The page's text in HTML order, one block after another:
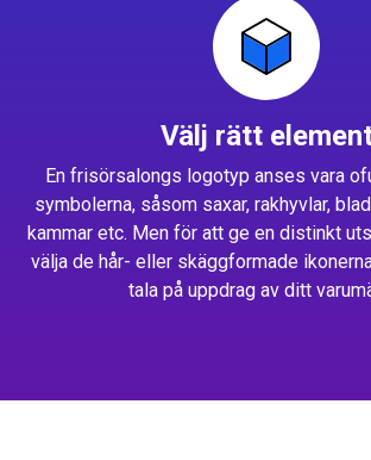
Välj rätt
En frisörsalongs logotyp anses vara
symbolerna, såsom saxar, rakhyvlar,
kammar etc. Men för att ge en distinkt
välja de hår- eller skäggformade
tala på uppdrag av ditt